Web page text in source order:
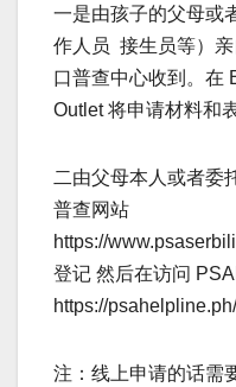
一是由孩子的父母或
作人员 接生员等）
口普查中心收到。在
Outlet 将申请材料和
二由父母本人或者委
普查网站
https://
登记 然后在访问
https://
注：线上申请的话需